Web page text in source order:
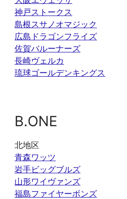
神戸ストークス
島根スサノオマジック
広島ドラゴンフライズ
佐賀バルーナーズ
長崎ヴェルカ
琉球ゴールデンキングス
B.ONE
北地区
青森ワッツ
岩手ビッグブルズ
山形ワイヴァンズ
福島ファイヤーボンズ